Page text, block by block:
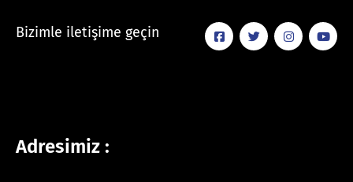
Bizimle iletişime geçin
Adresimiz :